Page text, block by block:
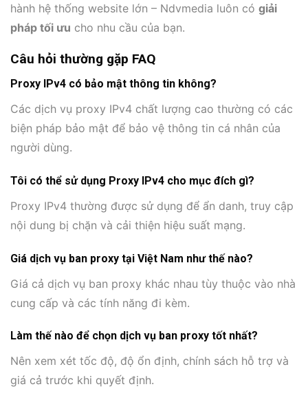
hành hệ thống website lớn – Ndvmedia luôn có giải
pháp tối ưu cho nhu cầu của bạn.
Câu hỏi thường gặp FAQ
Proxy IPv4 có bảo mật thông tin không?
Các dịch vụ proxy IPv4 chất lượng cao thường có các
biện pháp bảo mật để bảo vệ thông tin cá nhân của
người dùng.
Tôi có thể sử dụng Proxy IPv4 cho mục đích gì?
Proxy IPv4 thường được sử dụng để ẩn danh, truy cập
nội dung bị chặn và cải thiện hiệu suất mạng.
Giá dịch vụ ban proxy tại Việt Nam như thế nào?
Giá cả dịch vụ ban proxy khác nhau tùy thuộc vào nhà
cung cấp và các tính năng đi kèm.
Làm thế nào để chọn dịch vụ ban proxy tốt nhất?
Nên xem xét tốc độ, độ ổn định, chính sách hỗ trợ và
giá cả trước khi quyết định.